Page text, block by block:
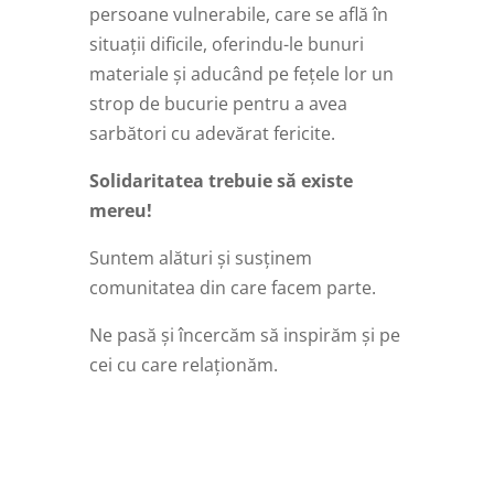
persoane vulnerabile, care se află în
situații dificile, oferindu-le bunuri
materiale și aducând pe fețele lor un
strop de bucurie pentru a avea
sarbători cu adevărat fericite.
Solidaritatea trebuie să existe
mereu!
Suntem alături și susținem
comunitatea din care facem parte.
Ne pasă și încercăm să inspirăm și pe
cei cu care relaționăm.